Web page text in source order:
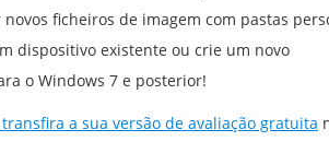
novos ficheiros de imagem com pastas
dispositivo existente ou crie um novo
o Windows 7 e posterior!
a sua versão de avaliação gratuita